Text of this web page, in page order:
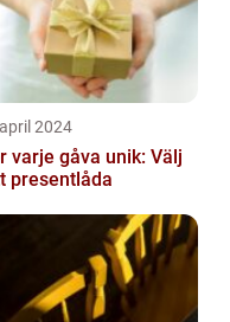
2024
varje gåva unik: Välj
presentlåda